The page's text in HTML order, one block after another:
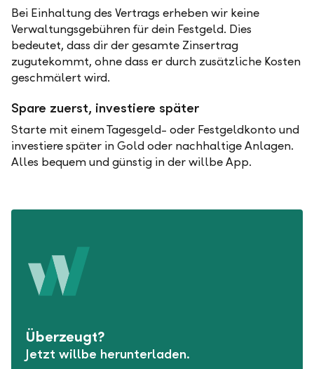
Bei Einhaltung des Vertrags erheben wir keine
Verwaltungsgebühren für dein Festgeld. Dies
bedeutet, dass dir der gesamte Zinsertrag
zugutekommt, ohne dass er durch zusätzliche Kosten
geschmälert wird.
Spare zuerst, investiere später
Starte mit einem Tagesgeld- oder Festgeldkonto und
investiere später in Gold oder nachhaltige Anlagen.
Alles bequem und günstig in der willbe App.
Überzeugt?
Jetzt willbe herunterladen.